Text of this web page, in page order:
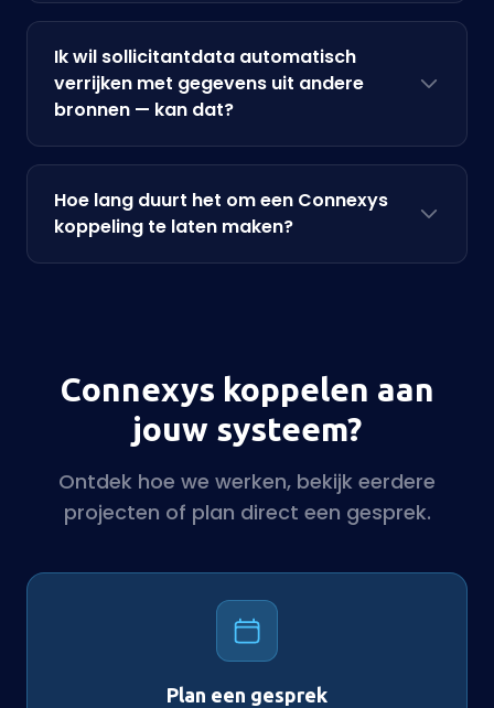
Ik wil sollicitantdata automatisch
verrijken met gegevens uit andere
bronnen — kan dat?
Hoe lang duurt het om een Connexys
koppeling te laten maken?
Connexys koppelen aan
jouw systeem?
Ontdek hoe we werken, bekijk eerdere
projecten of plan direct een gesprek.
Plan een gesprek